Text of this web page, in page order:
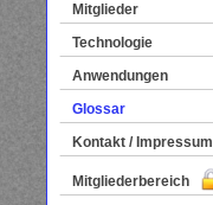
Mitglieder
Technologie
Anwendungen
Glossar
Kontakt / Impressum
Mitgliederbereich